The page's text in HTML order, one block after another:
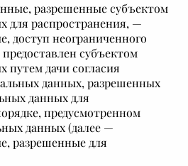
разрешенные субъектом
для распространения, —
доступ неограниченного
субъектом
путем дачи согласия
данных, разрешенных
данных для
предусмотренном
данных (далее —
разрешенные для